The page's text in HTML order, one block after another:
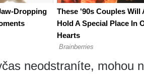
neodstraníte, mohou